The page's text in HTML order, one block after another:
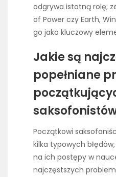
odgrywa istotną rolę;
of Power czy Earth,
go jako kluczowy
Jakie są
popełniane
Początkowi
kilka typowych
na ich postępy w
najczęstszych